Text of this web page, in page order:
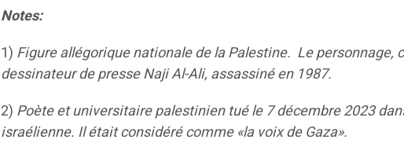
Notes:
1) Figure allégorique nationale de la Palestine. Le personnage,
dessinateur de presse Naji Al-Ali, assassiné en 1987.
2) Poète et universitaire palestinien tué le 7 décembre 2023
israélienne. Il était considéré comme «la voix de Gaza».